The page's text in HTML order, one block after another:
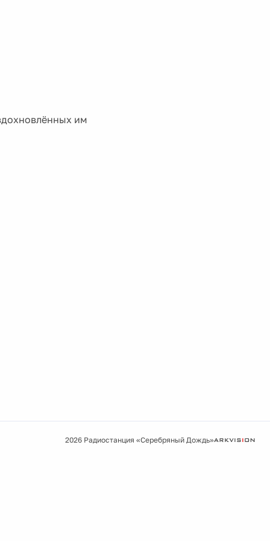
им
2026 Радиостанция «Серебряный Дождь»